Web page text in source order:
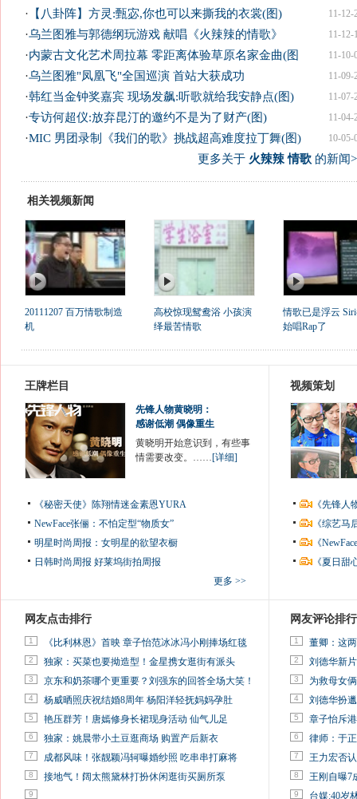
11-12-
· 【八卦阵】方灵:甄宓,你也可以来撕我的衣裳(图)
11-12-
·乌兰图雅与郭德纲玩游戏 献唱《火辣辣的情歌》
11-10-
·内蒙古文化艺术周拉幕 零距离体验草原名家金曲(图
11-09-
·乌兰图雅"凤凰飞"全国巡演 首站大获成功
11-07-
·韩红当金钟奖嘉宾 现场发飙:听歌就给我安静点(图)
11-04-
·专访何超仪:放弃昆汀的邀约不是为了财产(图)
10-05-
·MIC 男团录制《我们的歌》挑战超高难度拉丁舞(图)
更多关于 火辣辣 情歌的新闻
相关视频新闻
20111207 百万情歌制造
机
高校惊现鸳鸯浴 小孩演
绎最苦情歌
情歌已是浮云
始唱Rap了
王牌栏目
先锋人物黄晓明：
感谢低潮 偶像重生
黄晓明开始意识到，有些事
情需要改变。……[详细]
《秘密天使》陈翔情迷金素恩YURA
NewFace张俪：不怕定型“物质女”
明星时尚周报：女明星的欲望衣橱
日韩时尚周报 好莱坞街拍周报
更多 >>
视频策划
《先锋
《综艺
《
《夏日
网友点击排行
1 《比利林恩》首映 章子怡范冰冰冯小刚捧场红毯
2 独家：买菜也要拗造型！金星携女逛街有派头
3 京东和奶茶哪个更重要？刘强东的回答全场大笑！
4 杨威晒照庆祝结婚8周年 杨阳洋轻抚妈妈孕肚
5 艳压群芳！唐嫣修身长裙现身活动 仙气儿足
6 独家：姚晨带小土豆逛商场 购置产后新衣
7 成都风味！张靓颖冯轲曝婚纱照 吃串串打麻将
8 接地气！阔太熊黛林打扮休闲逛街买厕所泵
9
网友评论排行
1 董卿：这
2 刘德华新
3 为救母女
4 刘德华扮
5 章子怡斥
6 律师：于
7 王力宏否
8 王刚自曝7
9 台媒:40岁